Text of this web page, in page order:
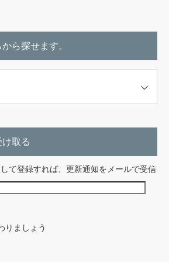
ら探せます。
取る
て登録すれば、更新通知をメールで受信
りましょう